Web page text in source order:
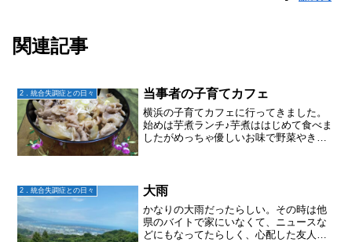
関連記事
2．統合失調症との日々 当事者の子育てカフェ
横浜の子育てカフェに行ってきました。
始めは芋煮ランチ♪芋煮ははじめて食べま
したがめっちゃ優しいお味で野菜やきの
れぞれ飲みながら話...
2．統合失調症との日々 大雨
かなりの大雨だったらしい。その時は他
県のバイトで家にいなくて、ニュースな
どにもなってたらしく、心配した友人か